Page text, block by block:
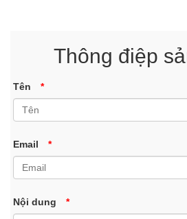
Thông điệp
Tên *
Email *
Nội dung *